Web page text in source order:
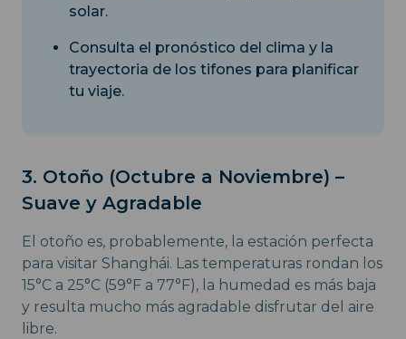
solar.
Consulta el pronóstico del clima y la
trayectoria de los tifones para planificar
tu viaje.
3. Otoño (Octubre a Noviembre) –
Suave y Agradable
El otoño es, probablemente, la estación perfecta
para visitar Shanghái. Las temperaturas rondan los
15°C a 25°C (59°F a 77°F), la humedad es más baja
y resulta mucho más agradable disfrutar del aire
libre.